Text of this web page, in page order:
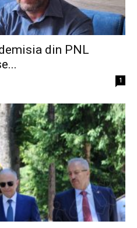
din PNL
1